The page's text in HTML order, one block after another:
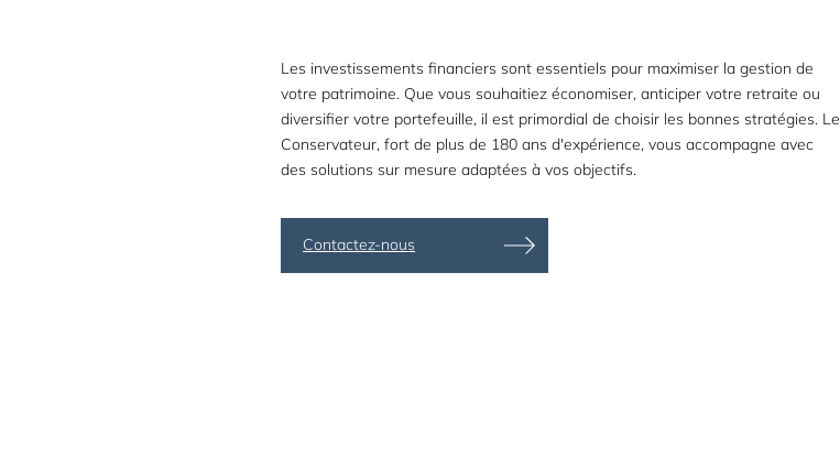
Les investissements financiers sont essentiels pour maximiser la gestion de
votre patrimoine. Que vous souhaitiez économiser, anticiper votre retraite ou
diversifier votre portefeuille, il est primordial de choisir les bonnes stratégies. Le
Conservateur, fort de plus de 180 ans d'expérience, vous accompagne avec
des solutions sur mesure adaptées à vos objectifs.
Contactez-nous